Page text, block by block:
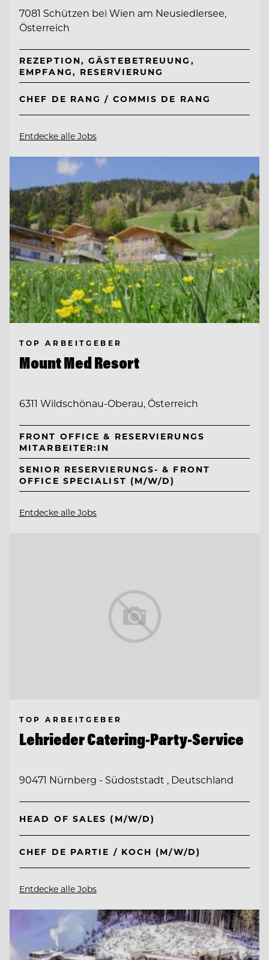
7081 Schützen bei Wien am Neusiedlersee,
Österreich
REZEPTION, GÄSTEBETREUUNG,
EMPFANG, RESERVIERUNG
CHEF DE RANG / COMMIS DE RANG
Entdecke alle Jobs
TOP ARBEITGEBER
Mount Med Resort
6311 Wildschönau-Oberau, Österreich
FRONT OFFICE & RESERVIERUNGS
MITARBEITER:IN
SENIOR RESERVIERUNGS- & FRONT
OFFICE SPECIALIST (M/W/D)
Entdecke alle Jobs
TOP ARBEITGEBER
Lehrieder Catering-Party-Service
90471 Nürnberg - Südoststadt , Deutschland
HEAD OF SALES (M/W/D)
CHEF DE PARTIE / KOCH (M/W/D)
Entdecke alle Jobs